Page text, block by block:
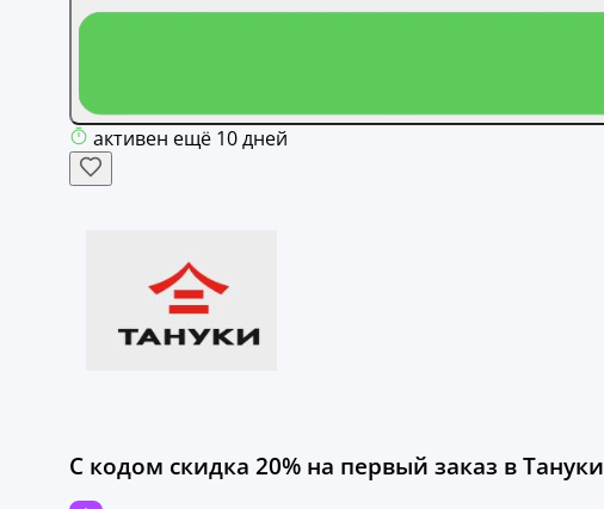
активен ещё 10 дней
С кодом скидка 20% на первый заказ в Тануки